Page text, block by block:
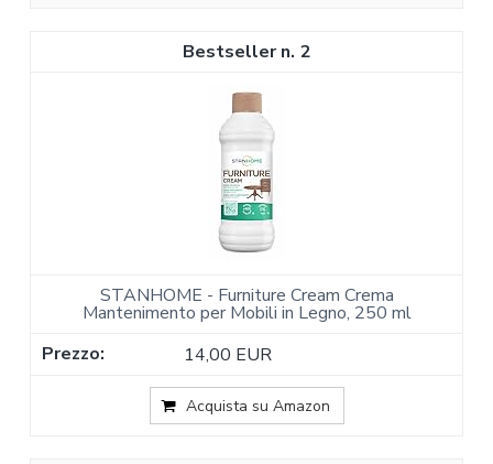
2
STANHOME - Furniture Cream Crema
Mantenimento per Mobili in Legno, 250 ml
14,00 EUR
Acquista su Amazon